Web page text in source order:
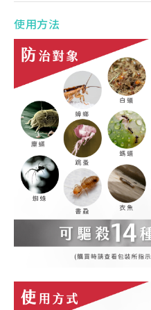
使用方法